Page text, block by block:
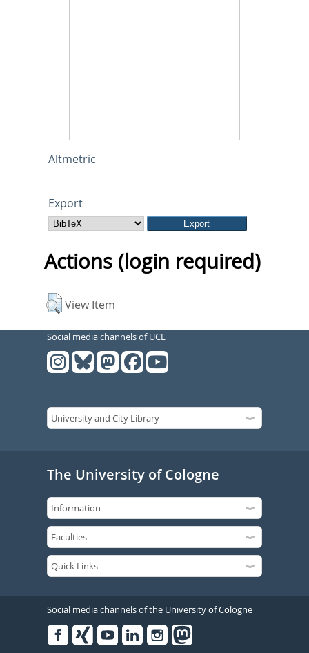
Altmetric
Export
Actions (login required)
View Item
Social media channels of UCL
The University of Cologne
Social media channels of the University of Cologne